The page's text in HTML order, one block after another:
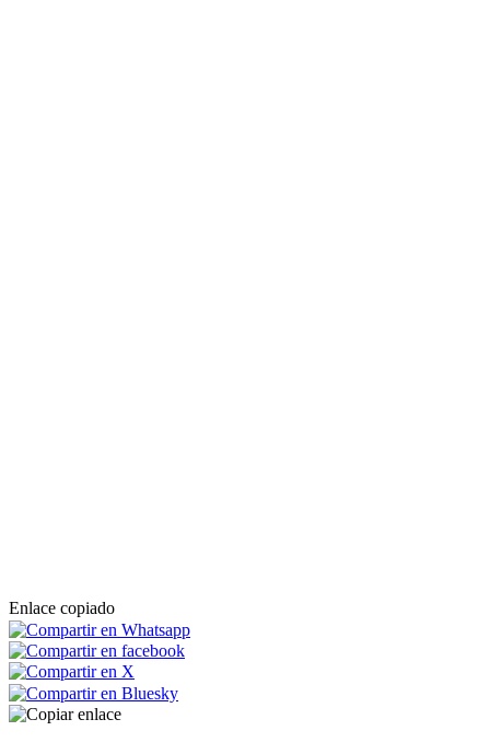
Enlace copiado